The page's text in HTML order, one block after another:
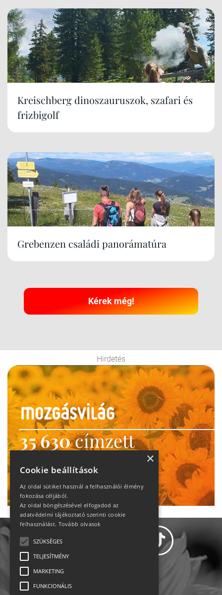
Kreischberg dinoszauruszok, szafari és
frizbigolf
Grebenzen családi panorámatúra
Kérek még!
Hirdetés
35 630címzett
heti motiváció
Ne maradj le!
×
Cookie beállítások
Az oldal sütiket használ a felhasználói élmény
fokozása céljából.
Az oldal böngészésével elfogadod az
adatvédelmi tájékoztató szerinti cookie
felhasználást. Tovább olvasok
SZÜKSÉGES
TELJESÍTMÉNY
MARKETING
FUNKCIONÁLIS